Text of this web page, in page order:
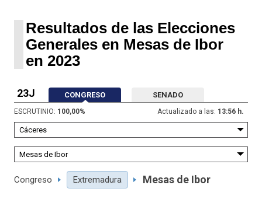
Resultados de las Elecciones
Generales en Mesas de Ibor
en 2023
23J CONGRESO SENADO
ESCRUTINIO: 100,00% Actualizado a las: 13:56 h.
Congreso Extremadura Mesas de Ibor